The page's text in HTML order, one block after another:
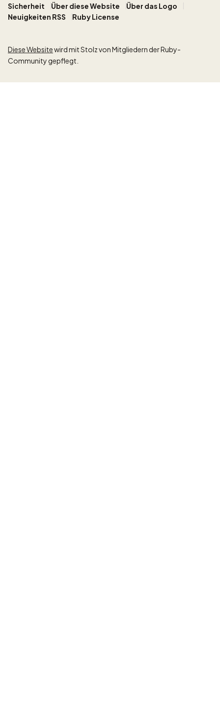
Sicherheit Über diese Website
Über das Logo
Neuigkeiten RSS
Ruby License
Diese Websitewird mit Stolz von Mitgliedern der Ruby-
Community gepflegt.